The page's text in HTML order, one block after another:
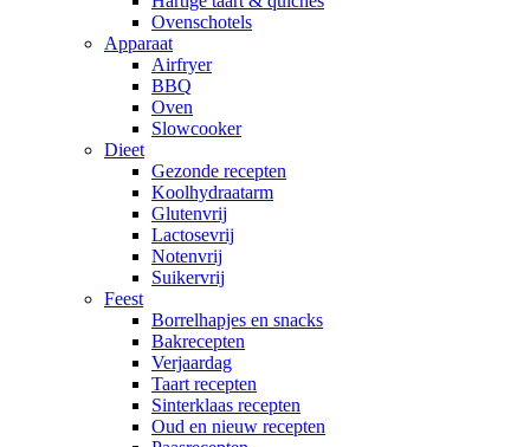
Ovenschotels
Apparaat
Airfryer
BBQ
Oven
Slowcooker
Dieet
Gezonde recepten
Koolhydraatarm
Glutenvrij
Lactosevrij
Notenvrij
Suikervrij
Feest
Borrelhapjes en snacks
Bakrecepten
Verjaardag
Taart recepten
Sinterklaas recepten
Oud en nieuw recepten